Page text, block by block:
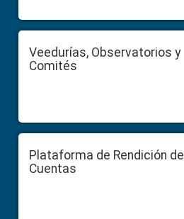
Veedurías, Observatorios y
Comités
Plataforma de Rendición de
Cuentas